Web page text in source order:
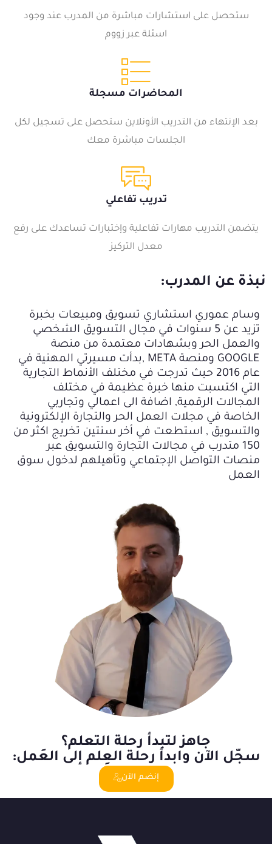
ستحصل على استشارات مباشرة من المدرب عند وجود
اسئلة عبر زووم
المحاضرات مسجلة
بعد الإنتهاء من التدريب الأونلاين ستحصل على تسجيل لكل
الجلسات مباشرة معك
تدريب تفاعلي
يتضمن التدريب مهارات تفاعلية وإختبارات تساعدك على رفع
معدل التركيز
نبذة عن المدرب:
وسام عموري استشاري تسويق ومبيعات بخبرة
تزيد عن 5 سنوات في مجال التسويق الشخصي
والعمل الحر وبشهادات معتمدة من منصة
GOOGLE ومنصة META ,بدأت مسيرتي المهنية في
عام 2016 حيث تدرجت في مختلف الأنماط التجارية
التي اكتسبت منها خبرة عظيمة في مختلف
المجالات الرقمية, اضافة الى اعمالي وتجاربي
الخاصة في مجلات العمل الحر والتجارة الإلكترونية
والتسويق , استطعت في أخر سنتين تخريج اكثر من
150 متدرب في مجالات التجارة والتسويق عبر
منصات التواصل الإجتماعي وتأهيلهم لدخول سوق
العمل
جاهز لتبدأ رحلة التعلم؟
سجّل الآن وابدأ رحلة العِلم إلى العَمل:
إنضم الآن